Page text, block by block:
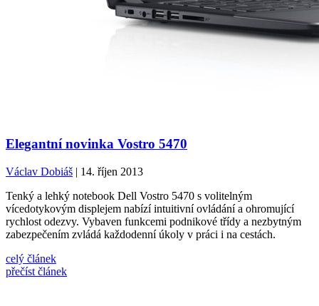
Elegantní novinka Vostro 5470
Václav Dobiáš| 14. říjen 2013
Tenký a lehký notebook Dell Vostro 5470 s volitelným
vícedotykovým displejem nabízí intuitivní ovládání a ohromující
rychlost odezvy. Vybaven funkcemi podnikové třídy a nezbytným
zabezpečením zvládá každodenní úkoly v práci i na cestách.
celý článek
přečíst článek